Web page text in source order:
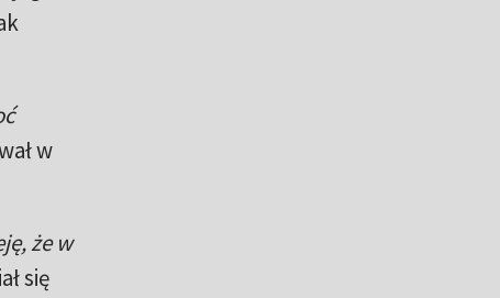
w
że w
się